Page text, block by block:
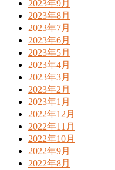
2023年9月
2023年8月
2023年7月
2023年6月
2023年5月
2023年4月
2023年3月
2023年2月
2023年1月
2022年12月
2022年11月
2022年10月
2022年9月
2022年8月